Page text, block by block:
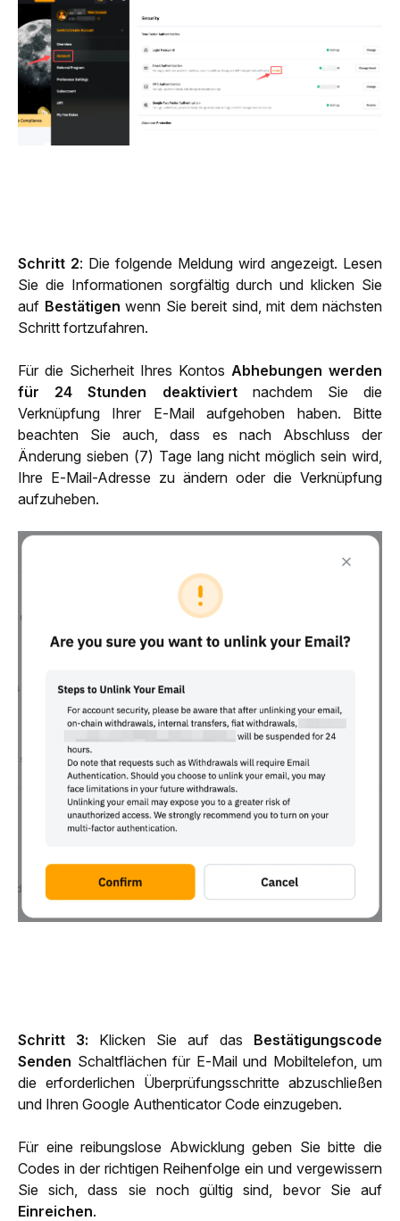
Schritt 2: Die folgende Meldung wird angezeigt. Lesen
Sie die Informationen sorgfältig durch und klicken Sie
auf Bestätigen wenn Sie bereit sind, mit dem nächsten
Schritt fortzufahren.
Für die Sicherheit Ihres Kontos Abhebungen werden
für 24 Stunden deaktiviert nachdem Sie die
Verknüpfung Ihrer E-Mail aufgehoben haben. Bitte
beachten Sie auch, dass es nach Abschluss der
Änderung sieben (7) Tage lang nicht möglich sein wird,
Ihre E-Mail-Adresse zu ändern oder die Verknüpfung
aufzuheben.
Schritt 3: Klicken Sie auf das Bestätigungscode
Senden Schaltflächen für E-Mail und Mobiltelefon, um
die erforderlichen Überprüfungsschritte abzuschließen
und Ihren Google Authenticator Code einzugeben.
Für eine reibungslose Abwicklung geben Sie bitte die
Codes in der richtigen Reihenfolge ein und vergewissern
Einreichen.